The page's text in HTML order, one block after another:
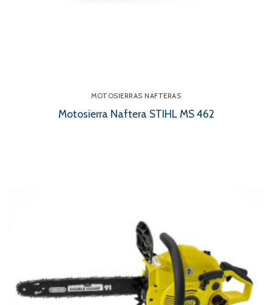
MOTOSIERRAS NAFTERAS
Motosierra Naftera STIHL MS 462